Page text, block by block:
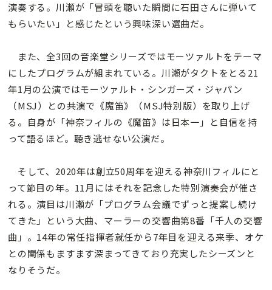
演奏する。川瀬が「冒頭を聴いた瞬間に石田さんに弾いて
もらいたい」と感じたという興味深い選曲だ。
また、全3回の音楽堂シリーズではモーツァルトをテーマ
にしたプログラムが組まれている。川瀬がタクトをとる21
年1月の公演ではモーツァルト・シンガーズ・ジャパン
（MSJ）との共演で《魔笛》（MSJ特別版）を取り上げ
る。自身が「神奈フィルの《魔笛》は日本一」と自信を持
って語るほど。聴き逃せない公演だ。
そして、2020年は創立50周年を迎える神奈川フィルにと
って節目の年。11月にはそれを記念した特別演奏会が催さ
れる。演目は川瀬が「プログラム会議でずっと提案し続け
てきた」という大曲、マーラーの交響曲第8番「千人の交響
曲」。14年の常任指揮者就任から7年目を迎える来季、オケ
との関係もますます深まってきており充実したシーズンと
なりそうだ。